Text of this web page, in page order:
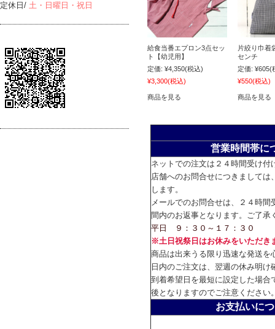
給食当番エプロン3点セッ
ト【幼児用】
定価: ¥4,350(税込)
¥3,300(税込)
商品を見る
片絞り巾着
センチ
定価: ¥605(
¥550(税込)
商品を見る
営業時間帯に
ネットでの注文は２４時間受け付
店舗へのお問合せにつきましては
します。
メールでのお問合せは、２４時間
間内のお返事となります。ご了承
平日 ９：３０～１７：３０
※土日祝祭日はお休みをいただき
商品は出来うる限り迅速な発送を
日内のご注文は、翌週の休み明け
到着希望日を最短に設定した場合
後となりますのでご注意ください
お支払いに
定休日/ 土・日曜日・祝日